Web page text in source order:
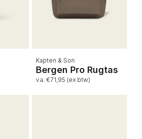
Kapten & Son
Bergen Pro Rugtas
v.a. €71,95 (ex btw)